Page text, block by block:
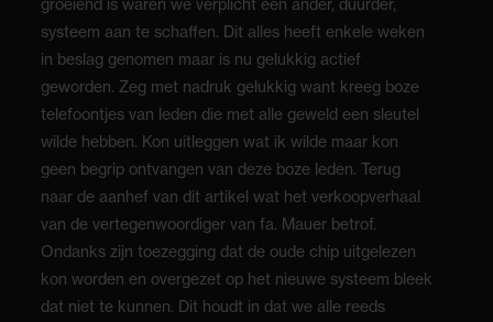
groeiend is waren we verplicht een ander, duurder,
systeem aan te schaffen. Dit alles heeft enkele weken
in beslag genomen maar is nu gelukkig actief
geworden. Zeg met nadruk gelukkig want kreeg boze
telefoontjes van leden die met alle geweld een sleutel
wilde hebben. Kon uitleggen wat ik wilde maar kon
geen begrip ontvangen van deze boze leden. Terug
naar de aanhef van dit artikel wat het verkoopverhaal
van de vertegenwoordiger van fa. Mauer betrof.
Ondanks zijn toezegging dat de oude chip uitgelezen
kon worden en overgezet op het nieuwe systeem bleek
dat niet te kunnen. Dit houdt in dat we alle reeds